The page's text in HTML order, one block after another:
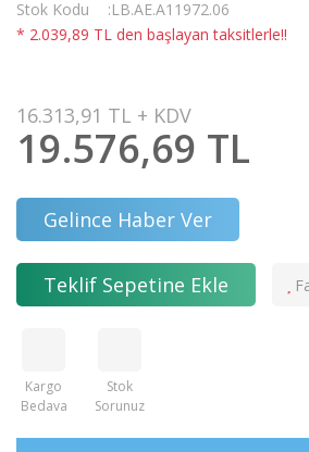
Stok Kodu
LB.AE.A11972.06
* 2.039,89 TL den başlayan taksitlerle!!
16.313,91 TL + KDV
19.576,69 TL
Gelince Haber Ver
Teklif Sepetine Ekle
Kargo
Bedava
Stok
Sorunuz